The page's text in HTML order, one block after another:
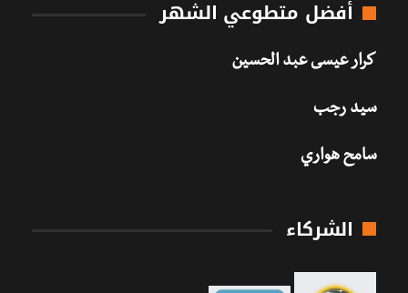
أفضل متطوعي الشهر
كرار عيسى عبد الحسين
سيد رجب
سامح هواري
الشركاء